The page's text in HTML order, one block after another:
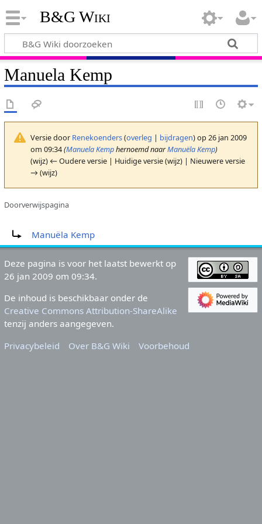
B&G Wiki
Manuela Kemp
Versie door Renekoenders(overleg | bijdragen)op 26 jan 2009
om 09:34(Manuela Kemphernoemd naarManuëla Kemp)
(wijz) ← Oudere versie | Huidige versie (wijz) | Nieuwere versie
→ (wijz)
Doorverwijspagina
Manuëla Kemp
Deze pagina is voor het laatst bewerkt op
26 jan 2009 om 09:34.
De inhoud is beschikbaar onder de
Creative Commons Attribution-ShareAlike
tenzij anders aangegeven.
Privacybeleid
Over B&G Wiki Voorbehoud